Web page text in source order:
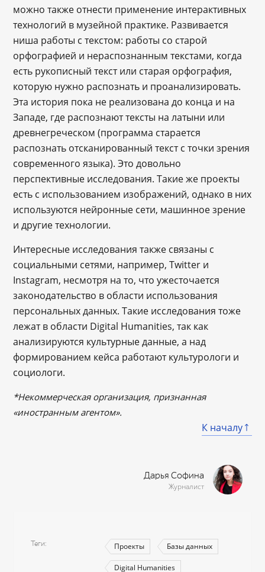
можно также отнести применение интерактивных
технологий в музейной практике. Развивается
ниша работы с текстом: работы со старой
орфографией и нераспознанным текстами, когда
есть рукописный текст или старая орфография,
которую нужно распознать и проанализировать.
Эта история пока не реализована до конца и на
Западе, где распознают тексты на латыни или
древнегреческом (программа старается
распознать отсканированный текст с точки зрения
современного языка). Это довольно
перспективные исследования. Такие же проекты
есть с использованием изображений, однако в них
используются нейронные сети, машинное зрение
и другие технологии.
Интересные исследования также связаны с
социальными сетями, например, Twitter и
Instagram, несмотря на то, что ужесточается
законодательство в области использования
персональных данных. Такие исследования тоже
лежат в области Digital Humanities, так как
анализируются культурные данные, а над
формированием кейса работают культурологи и
социологи.
*Некоммерческая организация, признанная
«иностранным агентом».
К началу
Дарья Софина
Журналист
Теги Проекты Базы данных
Digital Humanities